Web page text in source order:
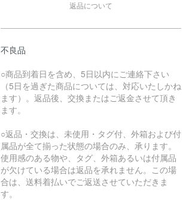
返品について
不良品
○商品到着日を含め、5日以内にご連絡下さい
（5日を過ぎた商品については、対応いたしかね
ます）。返品後、交換またはご返金させて頂き
ます。
○返品・交換は、未使用・タグ付、外箱および付
属品が全て揃った状態の場合のみ、承ります。
使用感のある物や、タグ、外箱あるいは付属品
が欠けている場合は返品を承れません。この場
合は、送料着払いでご返送させていただきま
す。